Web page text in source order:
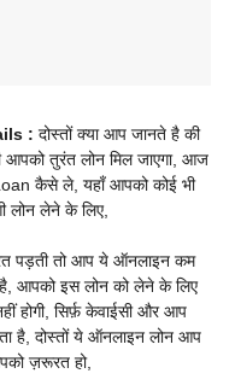
: दोस्तों क्या आप जानते है की
आपको तुरंत लोन मिल जाएगा, आज
कैसे ले, यहाँ आपको कोई भी
लोन लेने के लिए,
पड़ती तो आप ये ऑनलाइन कम
है, आपको इस लोन को लेने के लिए
होगी, सिर्फ़ केवाईसी और आप
है, दोस्तों ये ऑनलाइन लोन आप
ज़रूरत हो,